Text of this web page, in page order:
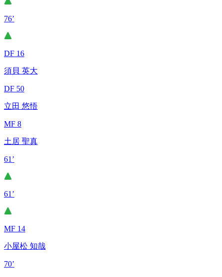
76’
DF 16
須貝 英大
DF 50
立田 悠悟
MF 8
土居 聖真
61’
61’
MF 14
小屋松 知哉
70’